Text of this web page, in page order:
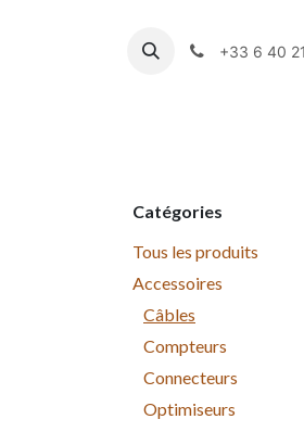
+33 6 40
Catégories
Tous les produits
Accessoires
Câbles
Compteurs
Connecteurs
Optimiseurs